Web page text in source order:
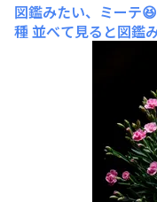
図鑑みたい、ミーテ😆
種 並べて見ると図鑑